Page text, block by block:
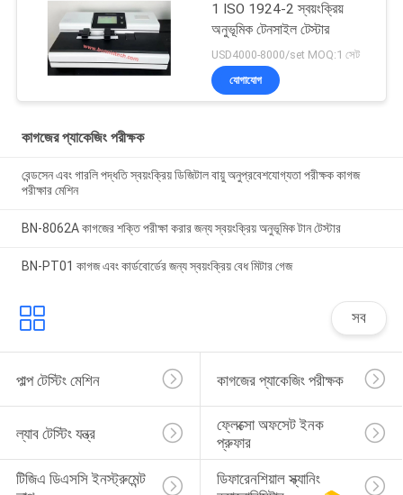
1 ISO 1924-2 স্বয়ংক্রিয়
অনুভূমিক টেনসাইল টেস্টার
USD4000-8000/set MOQ:1 সেট
যোগাযোগ
কাগজের প্যাকেজিং পরীক্ষক
বেন্ডসেন এবং গারলি পদ্ধতি স্বয়ংক্রিয় ডিজিটাল বায়ু অনুপ্রবেশযোগ্যতা পরীক্ষক কাগজ
পরীক্ষার মেশিন
BN-8062A কাগজের শক্তি পরীক্ষা করার জন্য স্বয়ংক্রিয় অনুভূমিক টান টেস্টার
BN-PT01 কাগজ এবং কার্ডবোর্ডের জন্য স্বয়ংক্রিয় বেধ মিটার গেজ
সব
পাল্প টেস্টিং মেশিন কাগজের প্যাকেজিং পরীক্ষক
ল্যাব টেস্টিং যন্ত্র
ফ্লেক্সো অফসেট ইনক
প্রুফার
টিজিএ ডিএসসি ইনস্ট্রুমেন্ট
ডিফারেনশিয়াল স্ক্যানিং